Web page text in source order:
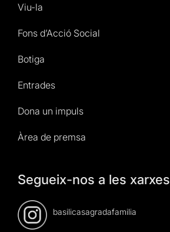
Viu-la
Fons d’Acció Social
Botiga
Entrades
Dona un impuls
Àrea de premsa
Segueix-nos a les xarxes
basilicasagradafamilia